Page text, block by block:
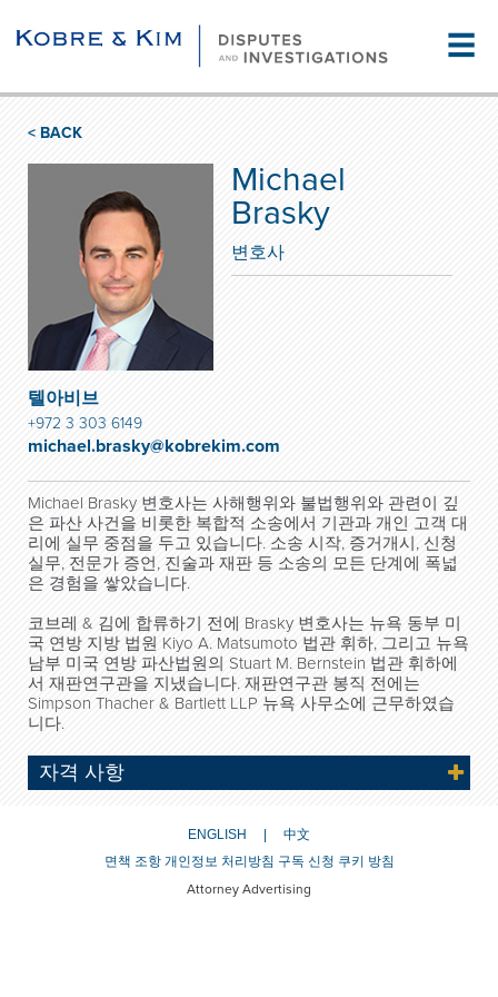
☰
< BACK
Michael
Brasky
변호사
텔아비브
+972 3 303 6149
michael.brasky@kobrekim.com
Michael Brasky 변호사는 사해행위와 불법행위와 관련이 깊
은 파산 사건을 비롯한 복합적 소송에서 기관과 개인 고객 대
리에 실무 중점을 두고 있습니다. 소송 시작, 증거개시, 신청
실무, 전문가 증언, 진술과 재판 등 소송의 모든 단계에 폭넓
은 경험을 쌓았습니다.
코브레 & 김에 합류하기 전에 Brasky 변호사는 뉴욕 동부 미
국 연방 지방 법원 Kiyo A. Matsumoto 법관 휘하, 그리고 뉴욕
남부 미국 연방 파산법원의 Stuart M. Bernstein 법관 휘하에
서 재판연구관을 지냈습니다. 재판연구관 봉직 전에는
Simpson Thacher & Bartlett LLP 뉴욕 사무소에 근무하였습
니다.
자격 사항
ENGLISH
中文
면책 조항 개인정보 처리방침 구독 신청 쿠키 방침
Attorney Advertising